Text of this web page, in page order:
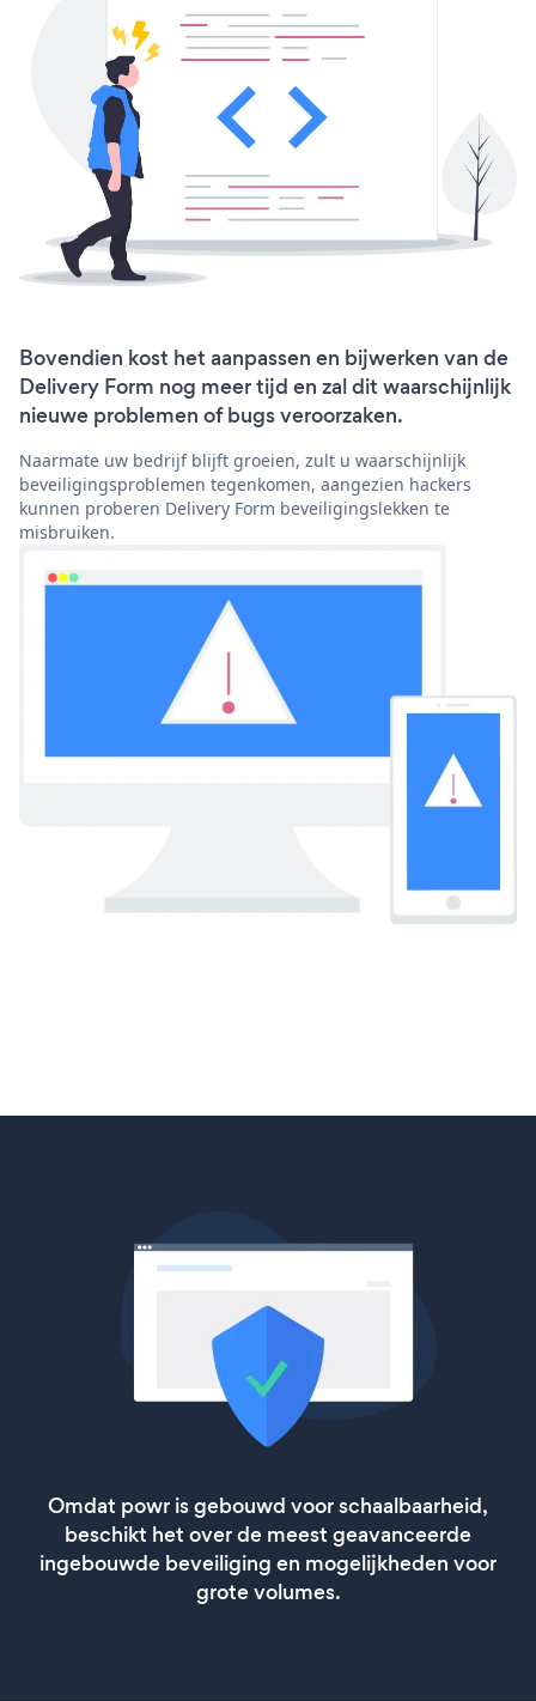
Bovendien kost het aanpassen en bijwerken van de
Delivery Form nog meer tijd en zal dit waarschijnlijk
nieuwe problemen of bugs veroorzaken.
Naarmate uw bedrijf blijft groeien, zult u waarschijnlijk
beveiligingsproblemen tegenkomen, aangezien hackers
kunnen proberen Delivery Form beveiligingslekken te
misbruiken.
Omdat powr is gebouwd voor schaalbaarheid,
beschikt het over de meest geavanceerde
ingebouwde beveiliging en mogelijkheden voor
grote volumes.